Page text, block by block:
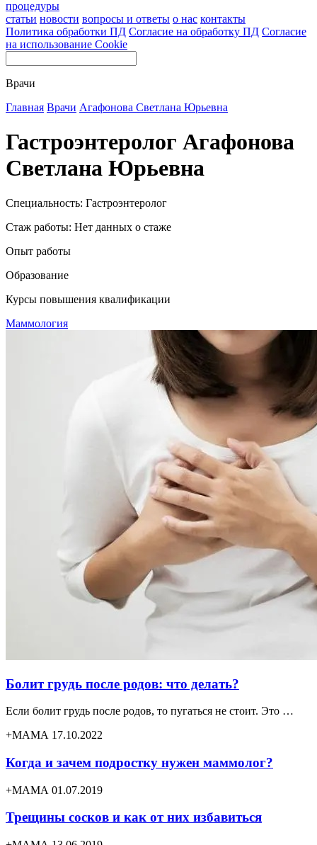
процедуры
статьи новости вопросы и ответы о нас контакты
Политика обработки ПД Согласие на обработку ПД Согласие
на использование Cookie
Врачи
Главная Врачи Агафонова Светлана Юрьевна
Гастроэнтеролог Агафонова
Светлана Юрьевна
Специальность: Гастроэнтеролог
Стаж работы: Нет данных о стаже
Опыт работы
Образование
Курсы повышения квалификации
Маммология
Болит грудь после родов: что делать?
Если болит грудь после родов, то пугаться не стоит. Это …
+МАМА 17.10.2022
Когда и зачем подростку нужен маммолог?
+МАМА 01.07.2019
Трещины сосков и как от них избавиться